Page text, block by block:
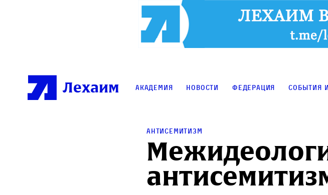
Лехаим Академия Новости Федерация События
Антисемитизм